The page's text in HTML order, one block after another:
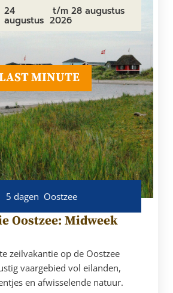
24
augustus
t/m 28 augustus
2026
MINUTE
5 dagen Oostzee
Oostzee: Midweek
zeilvakantie op de Oostzee
vaargebied vol eilanden,
en afwisselende natuur.